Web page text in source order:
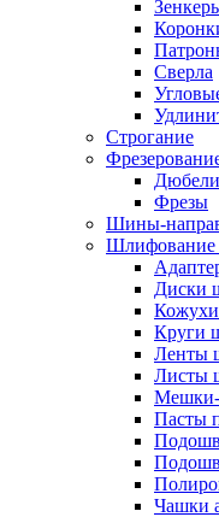
Сверла
Строгание
Дюбели
Фрезы
Шины-
Шлифование
Диски
Круги
Ленты
Листы
Мешки-
Пасты
Чашки